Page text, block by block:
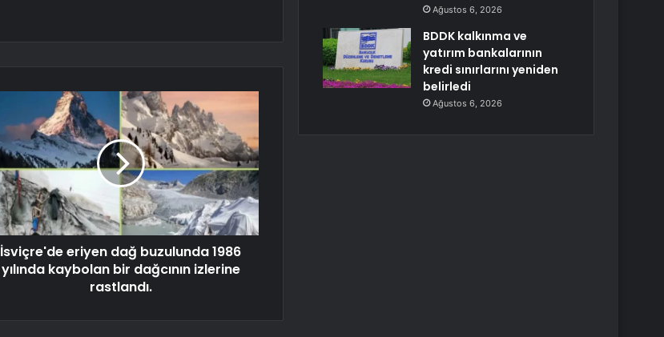
İsviçre'de eriyen dağ buzulunda 1986
yılında kaybolan bir dağcının izlerine
rastlandı.
Ağustos 6, 2026
BDDK kalkınma ve
yatırım bankalarının
kredi sınırlarını yeniden
belirledi
Ağustos 6, 2026